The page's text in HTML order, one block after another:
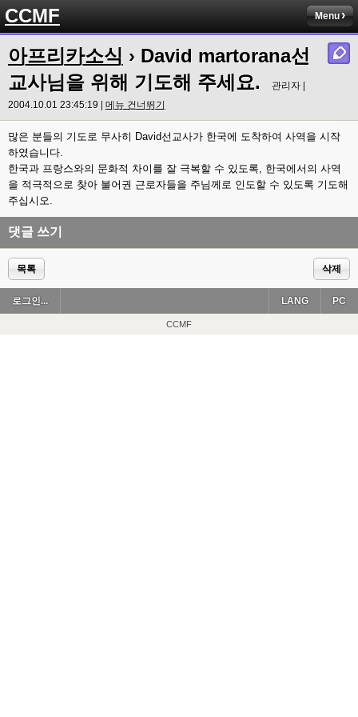
CCMF Menu
아프리카소식 › David martorana선
교사님을 위해 기도해 주세요.
관리자 |
2004.10.01 23:45:19 | 메뉴 건너뛰기
많은 분들의 기도로 무사히 David선교사가 한국에 도착하여 사역을 시작
하였습니다.
한국과 프랑스와의 문화적 차이를 잘 극복할 수 있도록, 한국에서의 사역
을 적극적으로 찾아 불어권 근로자들을 주님께로 인도할 수 있도록 기도해
주십시오.
댓글 쓰기
목록 삭제
로그인... PC
LANG
CCMF